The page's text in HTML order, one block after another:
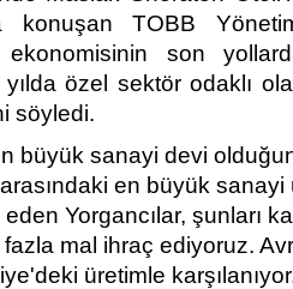
konuşan TOBB
ekonomisinin son
özel sektör odaklı
söyledi.​
büyük sanayi devi
en büyük
eden Yorgancılar, şunları
mal ihraç ediyoruz.
üretimle